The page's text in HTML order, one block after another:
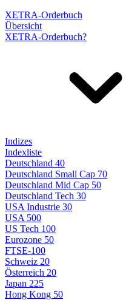
XETRA-Orderbuch
Übersicht
XETRA-Orderbuch?
Indizes
Indexliste
Deutschland 40
Deutschland Small Cap 70
Deutschland Mid Cap 50
Deutschland Tech 30
USA Industrie 30
USA 500
US Tech 100
Eurozone 50
FTSE-100
Schweiz 20
Österreich 20
Japan 225
Hong Kong 50